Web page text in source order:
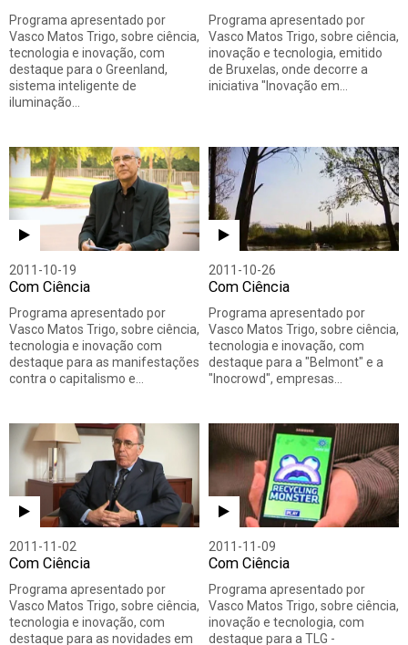
Programa apresentado por
Vasco Matos Trigo, sobre ciência,
tecnologia e inovação, com
destaque para o Greenland,
sistema inteligente de
iluminação…
Programa apresentado por
Vasco Matos Trigo, sobre ciência,
inovação e tecnologia, emitido
de Bruxelas, onde decorre a
iniciativa "Inovação em…
2011-10-19
Com Ciência
Programa apresentado por
Vasco Matos Trigo, sobre ciência,
tecnologia e inovação com
destaque para as manifestações
contra o capitalismo e…
2011-10-26
Com Ciência
Programa apresentado por
Vasco Matos Trigo, sobre ciência,
tecnologia e inovação, com
destaque para a "Belmont" e a
"Inocrowd", empresas…
2011-11-02
Com Ciência
Programa apresentado por
Vasco Matos Trigo, sobre ciência,
tecnologia e inovação, com
destaque para as novidades em
2011-11-09
Com Ciência
Programa apresentado por
Vasco Matos Trigo, sobre ciência,
inovação e tecnologia, com
destaque para a TLG -